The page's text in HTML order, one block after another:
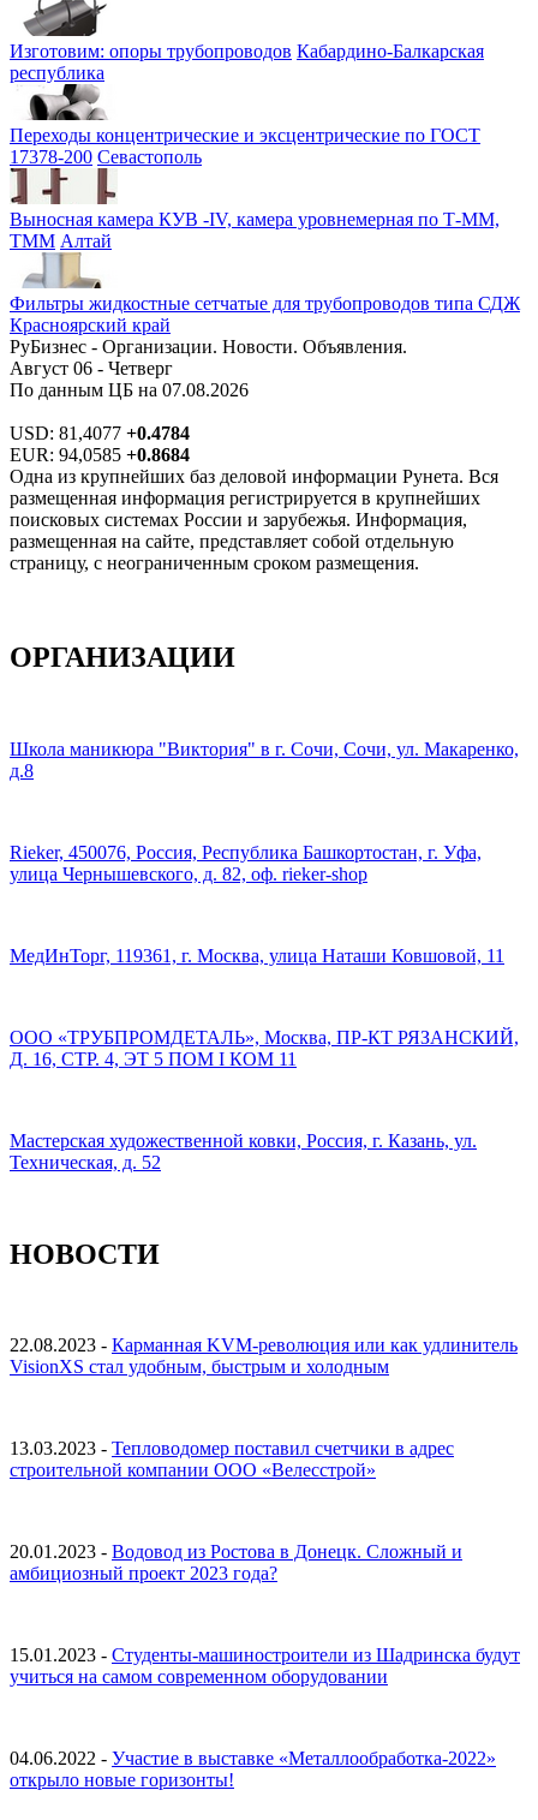
Изготовим: опоры трубопроводов Кабардино-Балкарская
республика
Переходы концентрические и эксцентрические по ГОСТ
17378-200 Севастополь
Выносная камера КУВ -IV, камера уровнемерная по Т-ММ,
ТММ Алтай
Фильтры жидкостные сетчатые для трубопроводов типа СДЖ
Красноярский край
РуБизнес - Организации. Новости. Объявления.
Август 06 - Четверг
По данным ЦБ на 07.08.2026
USD: 81,4077 +0.4784
EUR: 94,0585 +0.8684
Одна из крупнейших баз деловой информации Рунета. Вся
размещенная информация регистрируется в крупнейших
поисковых системах России и зарубежья. Информация,
размещенная на сайте, представляет собой отдельную
страницу, с неограниченным сроком размещения.
ОРГАНИЗАЦИИ
Школа маникюра "Виктория" в г. Сочи, Сочи, ул. Макаренко,
д.8
Rieker, 450076, Россия, Республика Башкортостан, г. Уфа,
улица Чернышевского, д. 82, оф. rieker-shop
МедИнТорг, 119361, г. Москва, улица Наташи Ковшовой, 11
ООО «ТРУБПРОМДЕТАЛЬ», Москва, ПР-КТ РЯЗАНСКИЙ,
Д. 16, СТР. 4, ЭТ 5 ПОМ I КОМ 11
Мастерская художественной ковки, Россия, г. Казань, ул.
Техническая, д. 52
НОВОСТИ
22.08.2023 - Карманная KVM-революция или как удлинитель
VisionXS стал удобным, быстрым и холодным
13.03.2023 - Тепловодомер поставил счетчики в адрес
строительной компании ООО «Велесстрой»
20.01.2023 - Водовод из Ростова в Донецк. Сложный и
амбициозный проект 2023 года?
15.01.2023 - Студенты-машиностроители из Шадринска будут
учиться на самом современном оборудовании
04.06.2022 - Участие в выставке «Металлообработка-2022»
открыло новые горизонты!